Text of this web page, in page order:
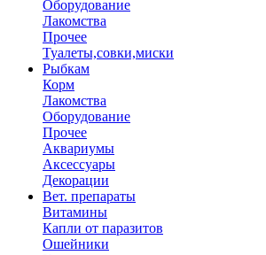
Оборудование
Лакомства
Прочее
Туалеты,совки,миски
Рыбкам
Корм
Лакомства
Оборудование
Прочее
Аквариумы
Аксессуары
Декорации
Вет. препараты
Витамины
Капли от паразитов
Ошейники